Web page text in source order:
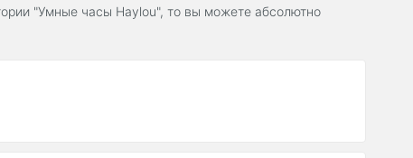
"Умные часы Haylou", то вы можете абсолютно